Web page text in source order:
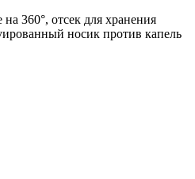
360°, отсек для хранения
носик против капель